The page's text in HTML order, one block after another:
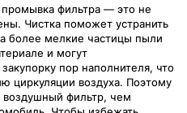
фильтра — это не
Чистка поможет устранить
более мелкие частицы пыли
и могут
пор наполнителя, что
циркуляции воздуха. Поэтому
воздушный фильтр, чем